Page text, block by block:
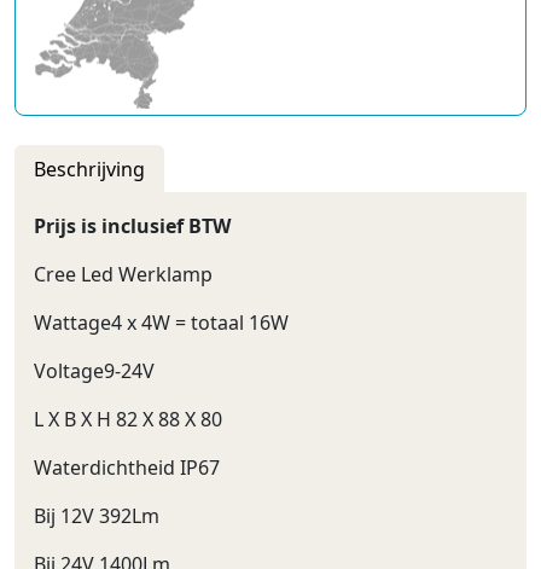
Beschrijving
Prijs is inclusief BTW
Cree Led Werklamp
Wattage4 x 4W = totaal 16W
Voltage9-24V
L X B X H 82 X 88 X 80
Waterdichtheid IP67
Bij 12V 392Lm
Bij 24V 1400Lm